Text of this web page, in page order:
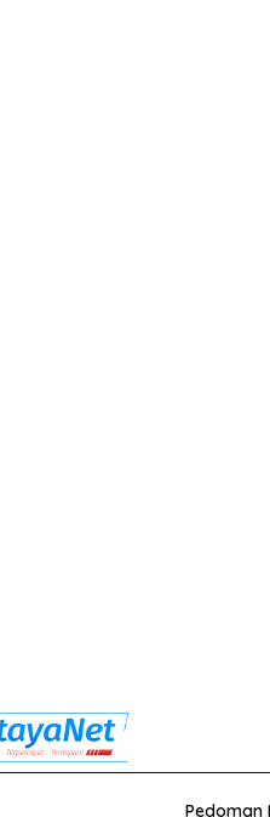
Pedoman